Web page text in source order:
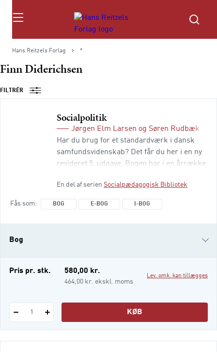
Søg
Hans Reitzels Forlag *
Finn Diderichsen
FILTRÉR
Socialpolitik
Jørgen Elm Larsen og Søren Rudbæk Juul
Har du brug for et standardværk i dansk
samfundsvidenskab? Det får du her i en ny
revideret 5. udgave. Bogen har i en årrække
uddannelser på universiteter og
En del af serien Socialpædagogisk Bibliotek
Fås som BOG E-BOG I-BOG
Bog
e-bog
Pris pr. stk. 580,00 kr.
464,00 kr. ekskl. moms
Lev. omk. kan tillægges
1 KØB